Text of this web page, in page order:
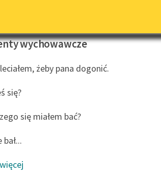
E-kolekcja lektur
literatury do słuchania dla
niepełnosprawnościami
Ręce pełne poezji
wychowawcze
żeby pana dogonić.
się?
się miałem bać?
bał...